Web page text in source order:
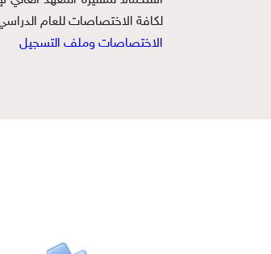
لكافة الاختصاصات للعام
الاختصاصات وملف التسجيل